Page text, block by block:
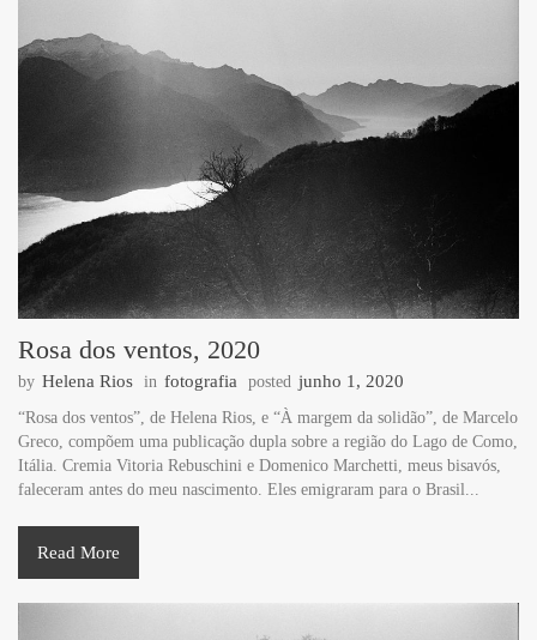
Rosa dos ventos, 2020
by Helena Rios in fotografia posted junho 1, 2020
“Rosa dos ventos”, de Helena Rios, e “À margem da solidão”, de Marcelo
Greco, compõem uma publicação dupla sobre a região do Lago de Como,
Itália. Cremia Vitoria Rebuschini e Domenico Marchetti, meus bisavós,
faleceram antes do meu nascimento. Eles emigraram para o Brasil...
Read More